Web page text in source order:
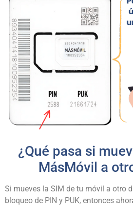
¿Qué pasa si
MásMóvil a
Si mueves la SIM de tu móvil a otro
bloqueo de PIN y PUK, entonces